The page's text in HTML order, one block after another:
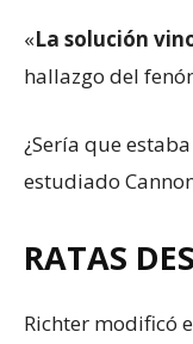
«La solución
hallazgo del
¿Sería que
estudiado
RATAS
Richter modificó